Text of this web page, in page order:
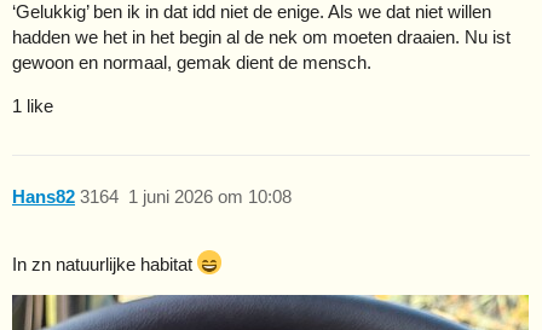
‘Gelukkig’ ben ik in dat idd niet de enige. Als we dat niet willen
hadden we het in het begin al de nek om moeten draaien. Nu ist
gewoon en normaal, gemak dient de mensch.
1 like
Hans82 1 juni 2026 om 10:08
3164
In zn natuurlijke habitat